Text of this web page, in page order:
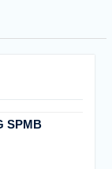
SPMB